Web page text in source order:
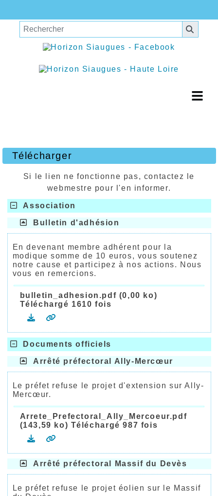
Télécharger
Si le lien ne fonctionne pas, contactez le
webmestre pour l'en informer.
Association
Bulletin d'adhésion
En devenant membre adhérent pour la
modique somme de 10 euros, vous soutenez
notre cause et participez à nos actions. Nous
vous en remercions.
bulletin_adhesion.pdf (0,00 ko)
Téléchargé 1610 fois
Documents officiels
Arrêté préfectoral Ally-Mercœur
Le préfet refuse le projet d'extension sur Ally-
Mercœur.
Arrete_Prefectoral_Ally_Mercoeur.pdf
(143,59 ko) Téléchargé 987 fois
Arrêté préfectoral Massif du Devès
Le préfet refuse le projet éolien sur le Massif